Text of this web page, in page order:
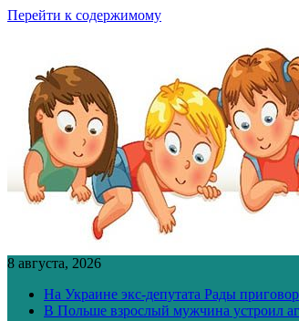
Перейти к содержимому
8 августа, 2026
На Украине экс-депутата Рады
В Польше взрослый мужчина устроил